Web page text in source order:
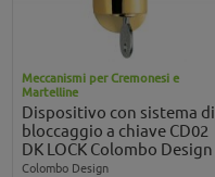
Meccanismi per Cremonesi e
Martelline
Dispositivo con sistema di
bloccaggio a chiave CD02
DK LOCK Colombo Design
Colombo Design